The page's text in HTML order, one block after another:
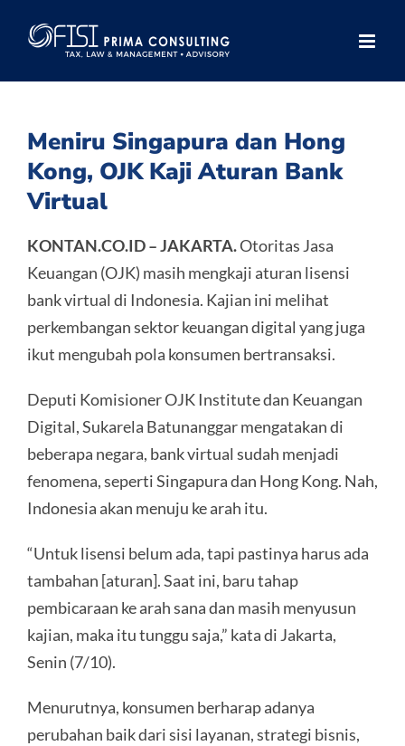
Meniru Singapura dan Hong
Kong, OJK Kaji Aturan Bank
Virtual
KONTAN.CO.ID –JAKARTA.Otoritas Jasa
Keuangan (OJK) masih mengkaji aturan lisensi
bank virtual di Indonesia. Kajian ini melihat
perkembangan sektor keuangan digital yang juga
ikut mengubah pola konsumen bertransaksi.
Deputi Komisioner OJK Institute dan Keuangan
Digital, Sukarela Batunanggar mengatakan di
beberapa negara, bank virtual sudah menjadi
fenomena, seperti Singapura dan Hong Kong. Nah,
Indonesia akan menuju ke arah itu.
“Untuk lisensi belum ada, tapi pastinya harus ada
tambahan [aturan]. Saat ini, baru tahap
pembicaraan ke arah sana dan masih menyusun
kajian, maka itu tunggu saja,” kata di Jakarta,
Senin (7/10).
Menurutnya, konsumen berharap adanya
perubahan baik dari sisi layanan, strategi bisnis,